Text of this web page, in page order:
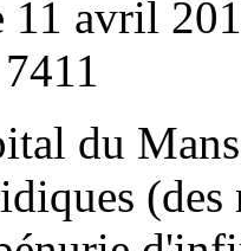
11 avril
du
(des